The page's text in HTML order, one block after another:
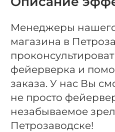
Менеджеры
магазина в
фейерверка и
заказа. У нас Вы
не просто
незабываемое
Петрозаводске!